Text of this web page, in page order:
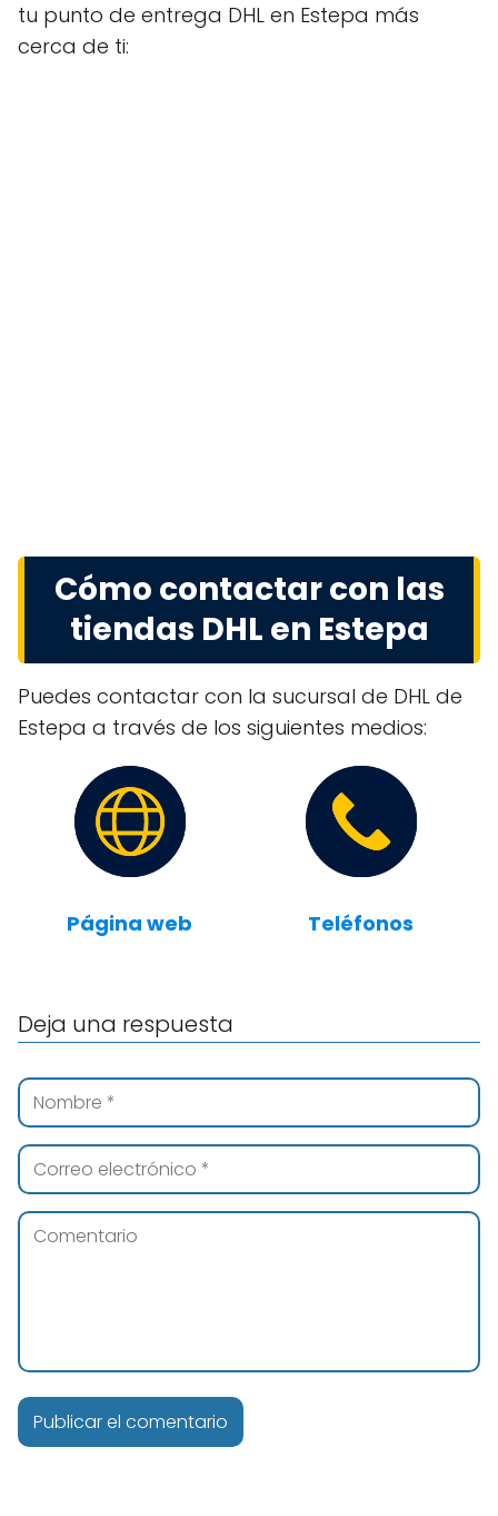
tu punto de entrega DHL en Estepa más
cerca de ti:
Cómo contactar con las
tiendas DHL en Estepa
Puedes contactar con la sucursal de DHL de
Estepa a través de los siguientes medios:
Página web Teléfonos
Deja una respuesta